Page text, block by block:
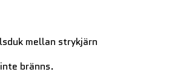
mellan strykjärn
bränns.